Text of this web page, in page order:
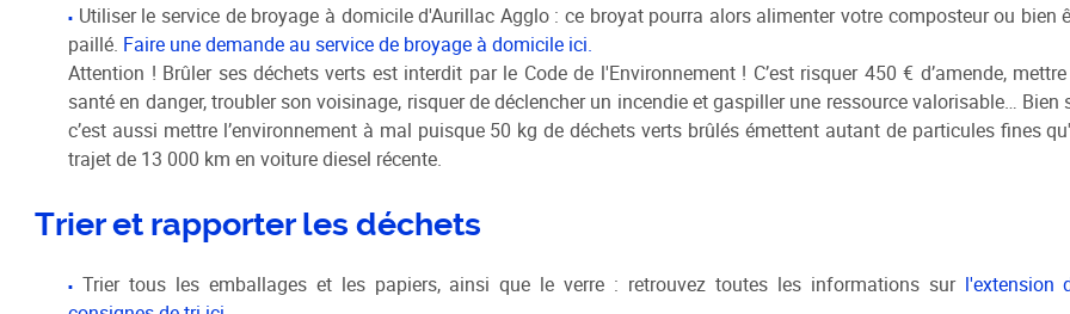
Utiliser le service de broyage à domicile d'Aurillac Agglo : ce broyat pourra alors alimenter votre composteur ou bien
paillé. Faire une demande au service de broyage à domicile ici.
Attention ! Brûler ses déchets verts est interdit par le Code de l'Environnement ! C’est risquer 450 € d’amende,
santé en danger, troubler son voisinage, risquer de déclencher un incendie et gaspiller une ressource valorisable… Bien
c’est aussi mettre l’environnement à mal puisque 50 kg de déchets verts brûlés émettent autant de particules fines
trajet de 13 000 km en voiture diesel récente.
Trier et rapporter les déchets
Trier tous les emballages et les papiers, ainsi que le verre : retrouvez toutes les informations surl'extension